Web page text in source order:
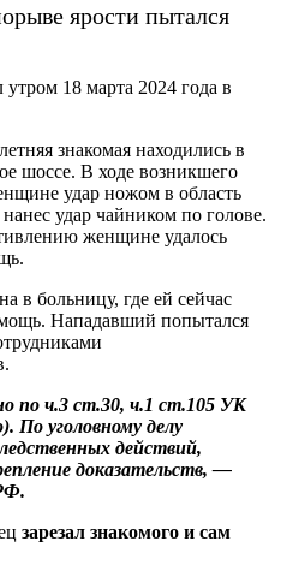
ярости пытался
18 марта 2024 года в
знакомая находились в
шоссе. В ходе возникшего
удар ножом в область
удар чайником по голове.
женщине удалось
в больницу, где ей сейчас
Нападавший попытался
по ч.3 ст.30, ч.1 ст.105 УК
По уголовному делу
действий,
доказательств, —
зарезал знакомого и сам